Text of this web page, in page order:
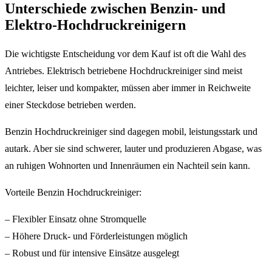
Unterschiede zwischen Benzin- und
Elektro-Hochdruckreinigern
Die wichtigste Entscheidung vor dem Kauf ist oft die Wahl des
Antriebes. Elektrisch betriebene Hochdruckreiniger sind meist
leichter, leiser und kompakter, müssen aber immer in Reichweite
einer Steckdose betrieben werden.
Benzin Hochdruckreiniger sind dagegen mobil, leistungsstark und
autark. Aber sie sind schwerer, lauter und produzieren Abgase, was
an ruhigen Wohnorten und Innenräumen ein Nachteil sein kann.
Vorteile Benzin Hochdruckreiniger:
– Flexibler Einsatz ohne Stromquelle
– Höhere Druck- und Förderleistungen möglich
– Robust und für intensive Einsätze ausgelegt